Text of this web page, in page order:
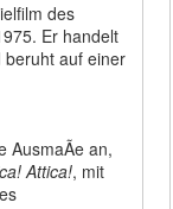
des
Er handelt
beruht auf einer
an,
Attica!, mit